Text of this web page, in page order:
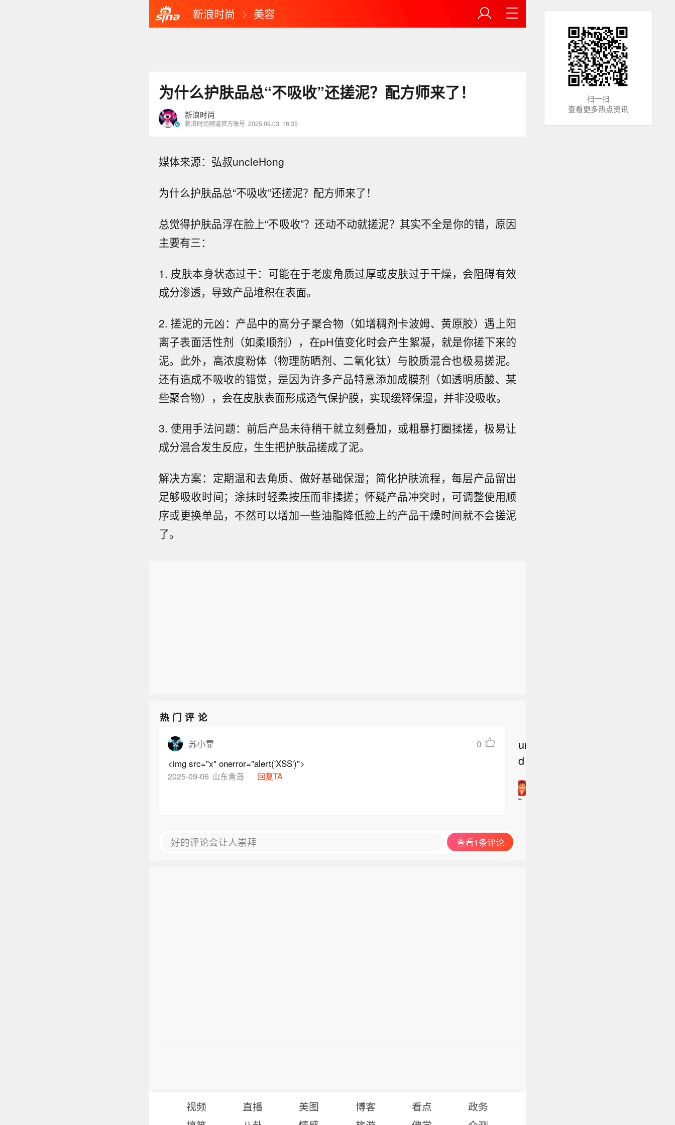
新浪时尚 美容
为什么护肤品总“不吸收”还搓泥？配方师来了！
新浪时尚
新浪时尚频道官方账号 2025.09.03 16:35
媒体来源： 弘叔uncleHong
为什么护肤品总“不吸收”还搓泥？配方师来了！
总觉得护肤品浮在脸上“不吸收”？还动不动就搓泥？其实不全是你的错，原因
主要有三：
1. 皮肤本身状态过干：可能在于老废角质过厚或皮肤过于干燥，会阻碍有效
成分渗透，导致产品堆积在表面。
2. 搓泥的元凶：产品中的高分子聚合物（如增稠剂卡波姆、黄原胶）遇上阳
离子表面活性剂（如柔顺剂），在pH值变化时会产生絮凝，就是你搓下来的
泥。此外，高浓度粉体（物理防晒剂、二氧化钛）与胶质混合也极易搓泥。
还有造成不吸收的错觉，是因为许多产品特意添加成膜剂（如透明质酸、某
些聚合物），会在皮肤表面形成透气保护膜，实现缓释保湿，并非没吸收。
3. 使用手法问题：前后产品未待稍干就立刻叠加，或粗暴打圈揉搓，极易让
成分混合发生反应，生生把护肤品搓成了泥。
解决方案：定期温和去角质、做好基础保湿；简化护肤流程，每层产品留出
足够吸收时间；涂抹时轻柔按压而非揉搓；怀疑产品冲突时，可调整使用顺
序或更换单品，不然可以增加一些油脂降低脸上的产品干燥时间就不会搓泥
了。
热门评论
苏小靠
0
<img src="x" onerror="alert('XSS')">
2025-09-06 山东青岛 回复TA
undefine
d
好的评论会让人崇拜 查看1条评论
视频 直播 美图 博客 看点
政务
扫一扫
查看更多热点资讯